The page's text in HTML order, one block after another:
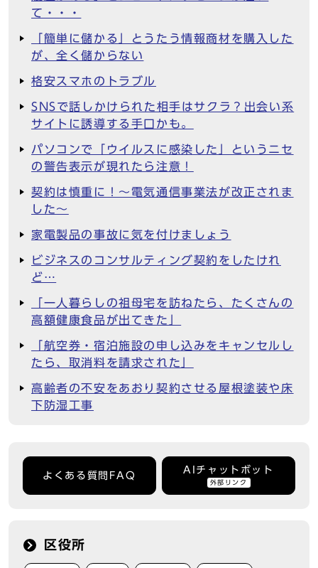
て・・・
「簡単に儲かる」とうたう情報商材を購入した
が、全く儲からない
格安スマホのトラブル
SNSで話しかけられた相手はサクラ？出会い系
サイトに誘導する手口かも。
パソコンで「ウイルスに感染した」というニセ
の警告表示が現れたら注意！
契約は慎重に！～電気通信事業法が改正されま
した～
家電製品の事故に気を付けましょう
ビジネスのコンサルティング契約をしたけれ
ど…
「一人暮らしの祖母宅を訪ねたら、たくさんの
高額健康食品が出てきた」
「航空券・宿泊施設の申し込みをキャンセルし
たら、取消料を請求された」
高齢者の不安をあおり契約させる屋根塗装や床
下防湿工事
よくある質問FAQ
AIチャットボット
外部リンク
区役所